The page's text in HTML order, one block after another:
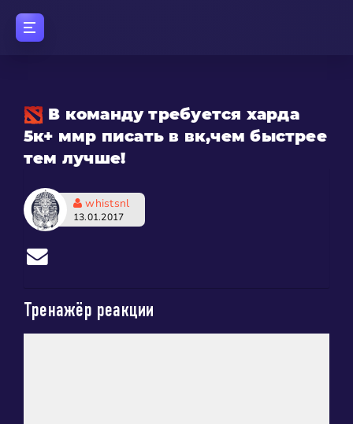
В команду требуется харда
5к+ ммр писать в вк,чем быстрее
тем лучше!
whistsnl
13.01.2017
Тренажёр реакции